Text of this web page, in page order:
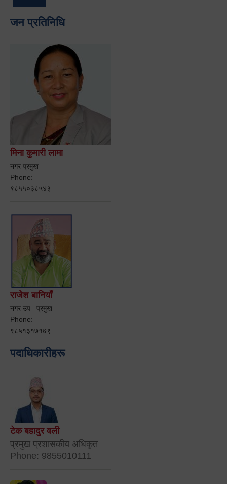
जन प्रतिनिधि
मिना कुमारी लामा
नगर प्रमुख
Phone:
९८५५०३८५४३
राजेश बानियाँ
नगर उप– प्रमुख
Phone:
९८५१३१७१७९
पदाधिकारीहरू
टेक बहादुर वली
प्रमुख प्रशासकीय अधिकृत
Phone: 9855010111